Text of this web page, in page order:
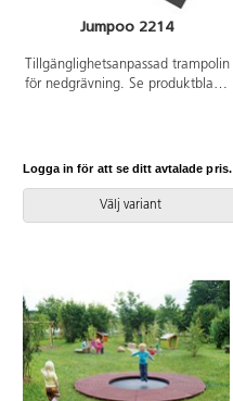
Jumpoo 2214
Tillgänglighetsanpassad trampolin
för nedgrävning. Se produktblad
användas. Den senaste versionen
Inkluderar markförankring K16.
Logga in för att se ditt avtalade pris.
Välj variant